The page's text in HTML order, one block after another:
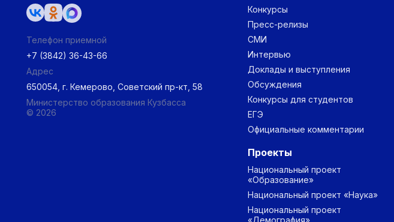
Телефон приемной
+7 (3842) 36-43-66
Адрес
650054, г. Кемерово, Советский пр-кт, 58
Министерство образования Кузбасса
© 2026
Конкурсы
Пресс-релизы
СМИ
Интервью
Доклады и выступления
Обсуждения
Конкурсы для студентов
ЕГЭ
Официальные комментарии
Проекты
Национальный проект
«Образование»
Национальный проект «Наука»
Национальный проект
«Демография»